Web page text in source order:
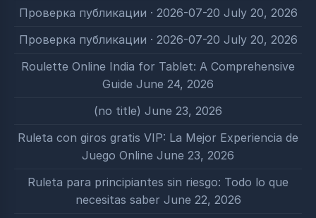
Проверка публикации · 2026-07-20 July 20, 2026
Проверка публикации · 2026-07-20 July 20, 2026
Roulette Online India for Tablet: A Comprehensive
Guide June 24, 2026
(no title) June 23, 2026
Ruleta con giros gratis VIP: La Mejor Experiencia de
Juego Online June 23, 2026
Ruleta para principiantes sin riesgo: Todo lo que
necesitas saber June 22, 2026